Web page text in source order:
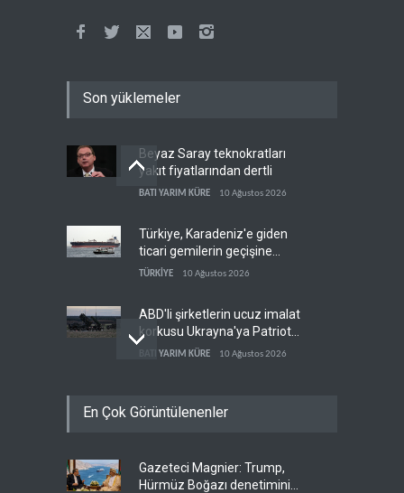
Son yüklemeler
Beyaz Saray teknokratları
yakıt fiyatlarından dertli
BATI YARIM KÜRE 10 Ağustos 2026
Türkiye, Karadeniz'e giden
ticari gemilerin geçişine
yeniden izin verdi
TÜRKİYE 10 Ağustos 2026
ABD'li şirketlerin ucuz imalat
korkusu Ukrayna'ya Patriot
iznini engelledi
BATI YARIM KÜRE 10 Ağustos 2026
denklemi değiştirdi
Senatör Murphy: İsrail’in
En Çok Görüntülenenler
Gazeteci Magnier: Trump,
Hürmüz Boğazı denetimini